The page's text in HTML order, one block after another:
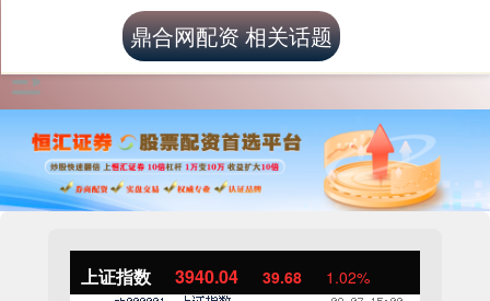
上证指数 3940.04 39.68 1.02%
鼎合网配资 相关话题